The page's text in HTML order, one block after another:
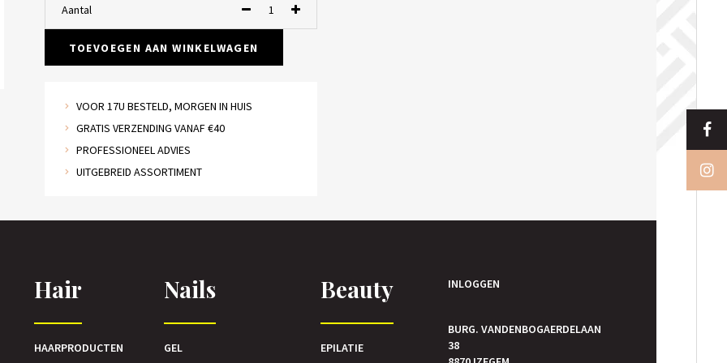
Aantal
TOEVOEGEN AAN WINKELWAGEN
VOOR 17U BESTELD, MORGEN IN HUIS
GRATIS VERZENDING VANAF €40
PROFESSIONEEL ADVIES
UITGEBREID ASSORTIMENT
Hair
HAARPRODUCTEN
Nails
GEL
Beauty
EPILATIE
INLOGGEN
BURG. VANDENBOGAERDELAAN
38